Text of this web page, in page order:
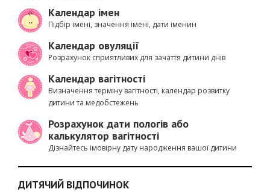
Календар імен
Підбір імені, значення імені, дати іменин
Календар овуляції
Розрахунок сприятливих для зачаття дитини днів
Календар вагітності
Визначення терміну вагітності, календар розвитку
дитини та медобстежень
Розрахунок дати пологів або
калькулятор вагітності
Дізнайтесь імовірну дату народження вашої дитини
ДИТЯЧИЙ ВІДПОЧИНОК